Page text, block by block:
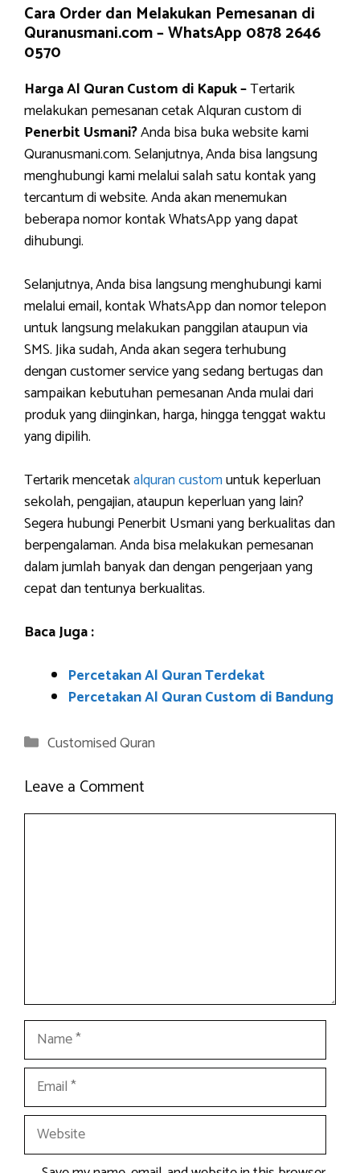
Cara Order dan Melakukan Pemesanan di
Quranusmani.com –WhatsApp 0878 2646
0570
Harga Al Quran Custom di Kapuk –Tertarik
melakukan pemesanan cetak Alquran custom di
Penerbit Usmani?Anda bisa buka website kami
Quranusmani.com. Selanjutnya, Anda bisa langsung
menghubungi kami melalui salah satu kontak yang
tercantum di website. Anda akan menemukan
beberapa nomor kontak WhatsApp yang dapat
dihubungi.
Selanjutnya, Anda bisa langsung menghubungi kami
melalui email, kontak WhatsApp dan nomor telepon
untuk langsung melakukan panggilan ataupun via
SMS. Jika sudah, Anda akan segera terhubung
dengan customer service yang sedang bertugas dan
sampaikan kebutuhan pemesanan Anda mulai dari
produk yang diinginkan, harga, hingga tenggat waktu
yang dipilih.
Tertarik mencetakalquran customuntuk keperluan
sekolah, pengajian, ataupun keperluan yang lain?
Segera hubungi Penerbit Usmani yang berkualitas dan
berpengalaman. Anda bisa melakukan pemesanan
dalam jumlah banyak dan dengan pengerjaan yang
cepat dan tentunya berkualitas.
Baca Juga :
Percetakan Al Quran Terdekat
Percetakan Al Quran Custom di Bandung
Categories
Customised Quran
Leave a Comment
Name
Email
Website